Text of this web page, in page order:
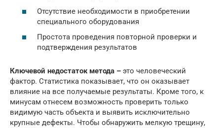
Отсутствие необходимости в приобретении
специального оборудования
Простота проведения повторной проверки и
подтверждения результатов
Ключевой недостаток метода – это человеческий
фактор. Статистика показывает, что он оказывает
влияние на все получаемые результаты. Кроме того, к
минусам отнесем возможность проверить только
видимую часть объекта и выявить исключительно
крупные дефекты. Чтобы обнаружить мелкую трещину,